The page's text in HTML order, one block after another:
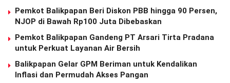
Pemkot Balikpapan Beri Diskon PBB hingga 90 Persen,
NJOP di Bawah Rp100 Juta Dibebaskan
Pemkot Balikpapan Gandeng PT Arsari Tirta Pradana
untuk Perkuat Layanan Air Bersih
Balikpapan Gelar GPM Beriman untuk Kendalikan
Inflasi dan Permudah Akses Pangan